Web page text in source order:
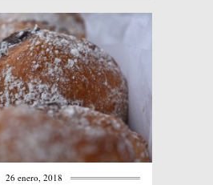
26 enero, 2018